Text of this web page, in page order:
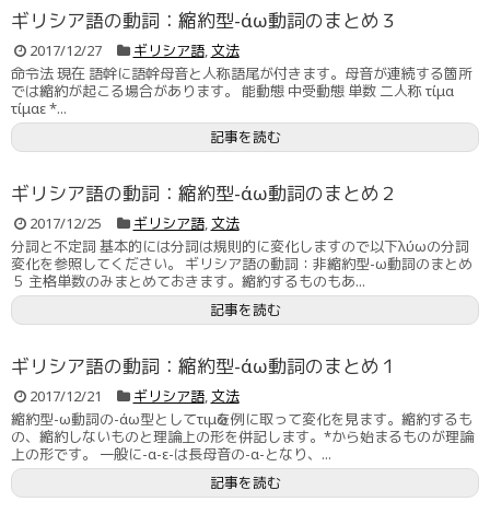
ギリシア語の動詞：縮約型-άω動詞のまとめ３
2017/12/27 ギリシア語,文法
命令法 現在 語幹に語幹母音と人称語尾が付きます。母音が連続する箇所
では縮約が起こる場合があります。 能動態 中受動態 単数 二人称 τίμα
τίμαε *...
記事を読む
ギリシア語の動詞：縮約型-άω動詞のまとめ２
2017/12/25 ギリシア語,文法
分詞と不定詞 基本的には分詞は規則的に変化しますので以下λύωの分詞
変化を参照してください。 ギリシア語の動詞：非縮約型-ω動詞のまとめ
５ 主格単数のみまとめておきます。縮約するものもあ...
記事を読む
ギリシア語の動詞：縮約型-άω動詞のまとめ１
2017/12/21 ギリシア語,文法
縮約型-ω動詞の-άω型としてτιμῶを例に取って変化を見ます。縮約するも
の、縮約しないものと理論上の形を併記します。*から始まるものが理論
上の形です。 一般に-α-ε-は長母音の-α-となり、...
記事を読む